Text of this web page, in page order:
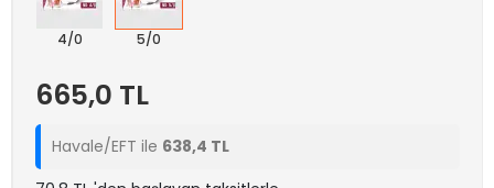
4/0 5/0
665,0 TL
Havale/EFT ile 638,4 TL